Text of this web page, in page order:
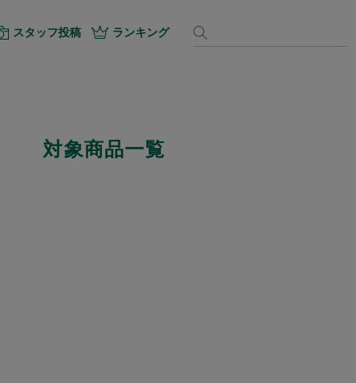
スタッフ投稿 ランキング
対象商品一覧